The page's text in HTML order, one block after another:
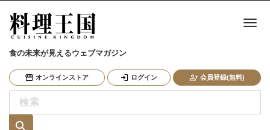
食の未来が見えるウェブマガジン
オンラインストア ログイン 会員登録(無料)
ナ